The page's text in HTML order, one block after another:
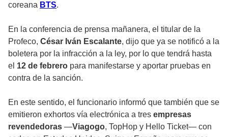
coreana BTS.
En la conferencia de prensa mañanera, el titular de la
Profeco, César Iván Escalante, dijo que ya se notificó a la
boletera por la infracción a la ley, por lo que tendrá hasta
el 12 de febrero para manifestarse y aportar pruebas en
contra de la sanción.
En este sentido, el funcionario informó que también que se
emitieron exhortos vía electrónica a tres empresas
revendedoras —Viagogo, TopHop y Hello Ticket— con